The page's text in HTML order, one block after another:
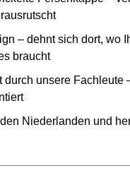
– dehnt sich dort, wo
braucht
durch unsere Fachleute
Niederlanden und